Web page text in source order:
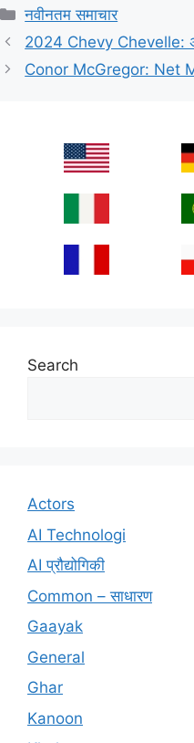
Categories
नवीनतम समाचार
2024 Chevy Chevelle:
Conor McGregor: Net
Search
Actors
AI Technologi
AI प्रौद्योगिकी
Common – साधारण
Gaayak
General
Ghar
Kanoon